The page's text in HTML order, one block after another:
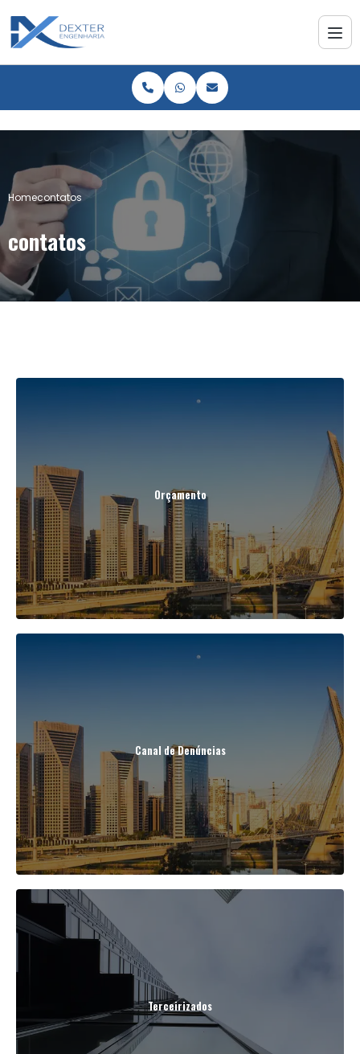
Homecontatos
contatos
Orçamento
Ver Mais
Canal de Denúncias
Ver Mais
Terceirizados